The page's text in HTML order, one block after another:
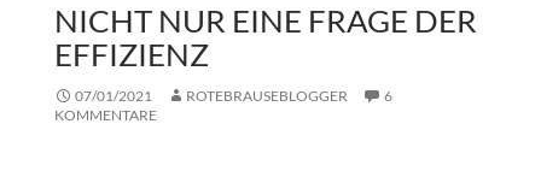
NICHT NUR EINE FRAGE DER
EFFIZIENZ
07/01/2021 ROTEBRAUSEBLOGGER
6
KOMMENTARE